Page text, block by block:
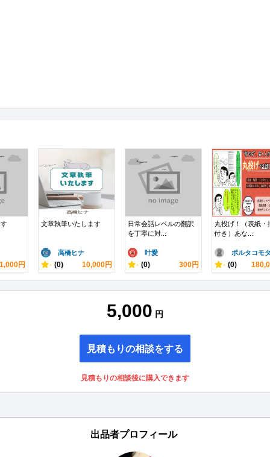
1,000円
文章執筆いたします
高橋ヒナ
- (0) 10,000円
日常会話レベルの翻訳
を丁寧に対...
叶愛
- (0) 300円
丸投げ！（表紙・
付き）あな...
ポルタコモ
- (0)
5,000 円
見積もりの相談をする
見積もりの相談後に購入できます
出品者プロフィール